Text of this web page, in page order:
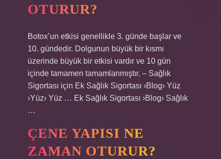
OTURUR?
Botox’un etkisi genellikle 3. günde başlar ve
10. gündedir. Dolgunun büyük bir kısmı
üzerinde büyük bir etkisi vardır ve 10 gün
içinde tamamen tamamlanmıştır. – Sağlık
Sigortası için Ek Sağlık Sigortası ›Blog› Yüz
›Yüz› Yüz … Ek Sağlık Sigortası ›Blog› Sağlık
…
ÇENE YAPISI NE
ZAMAN OTURUR?